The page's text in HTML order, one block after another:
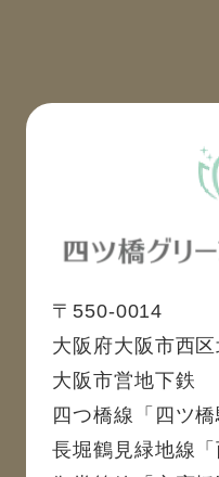
〒550-0014
大阪府大阪市西
大阪市営地下鉄
四つ橋線「四ツ
長堀鶴見緑地線